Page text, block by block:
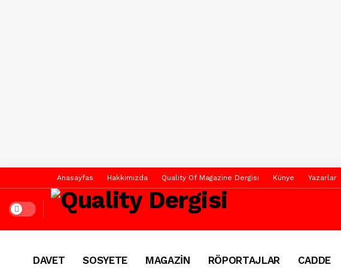
Anasayfas Hakkımızda Quality Of Magazine Dergisi Künye Yazarlar
Dark mode
DAVET SOSYETE MAGAZİN RÖPORTAJLAR CADDE